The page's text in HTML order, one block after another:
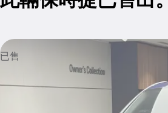
已售